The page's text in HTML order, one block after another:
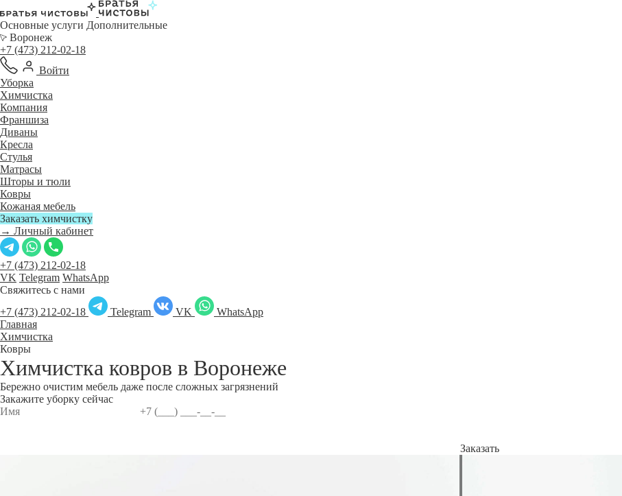
Основные услуги Дополнительные
Воронеж
+7 (473) 212-02-18
Войти
Уборка
Химчистка
Компания
Франшиза
Диваны
Кресла
Стулья
Матрасы
Шторы и тюли
Ковры
Кожаная мебель
Заказать химчистку
→ Личный кабинет
+7 (473) 212-02-18
VK Telegram WhatsApp
Свяжитесь с нами
+7 (473) 212-02-18
Telegram VK
WhatsApp
Главная
Химчистка
Ковры
Химчистка ковров в Воронеже
Бережно очистим мебель даже после сложных загрязнений
Закажите уборку сейчас
Заказать